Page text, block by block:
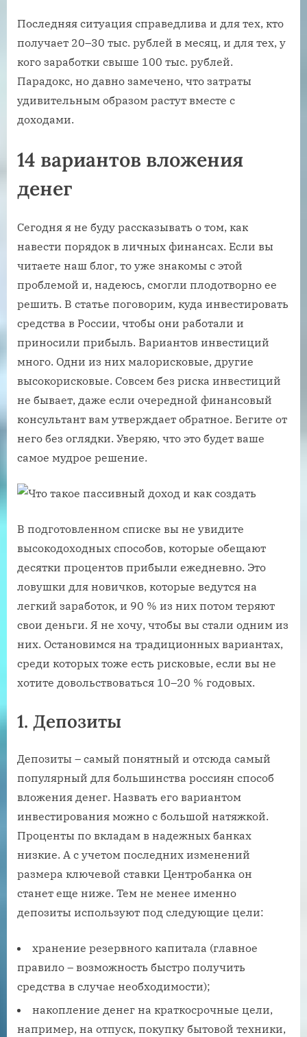
Последняя ситуация справедлива и для тех, кто
получает 20–30 тыс. рублей в месяц, и для тех, у
кого заработки свыше 100 тыс. рублей.
Парадокс, но давно замечено, что затраты
удивительным образом растут вместе с
доходами.
14 вариантов вложения
денег
Сегодня я не буду рассказывать о том, как
навести порядок в личных финансах. Если вы
читаете наш блог, то уже знакомы с этой
проблемой и, надеюсь, смогли плодотворно ее
решить. В статье поговорим, куда инвестировать
средства в России, чтобы они работали и
приносили прибыль. Вариантов инвестиций
много. Одни из них малорисковые, другие
высокорисковые. Совсем без риска инвестиций
не бывает, даже если очередной финансовый
консультант вам утверждает обратное. Бегите от
него без оглядки. Уверяю, что это будет ваше
самое мудрое решение.
В подготовленном списке вы не увидите
высокодоходных способов, которые обещают
десятки процентов прибыли ежедневно. Это
ловушки для новичков, которые ведутся на
легкий заработок, и 90 % из них потом теряют
свои деньги. Я не хочу, чтобы вы стали одним из
них. Остановимся на традиционных вариантах,
среди которых тоже есть рисковые, если вы не
хотите довольствоваться 10–20 % годовых.
1. Депозиты
Депозиты – самый понятный и отсюда самый
популярный для большинства россиян способ
вложения денег. Назвать его вариантом
инвестирования можно с большой натяжкой.
Проценты по вкладам в надежных банках
низкие. А с учетом последних изменений
размера ключевой ставки Центробанка он
станет еще ниже. Тем не менее именно
депозиты используют под следующие цели:
хранение резервного капитала (главное
правило – возможность быстро получить
средства в случае необходимости);
накопление денег на краткосрочные цели,
например, на отпуск, покупку бытовой техники,